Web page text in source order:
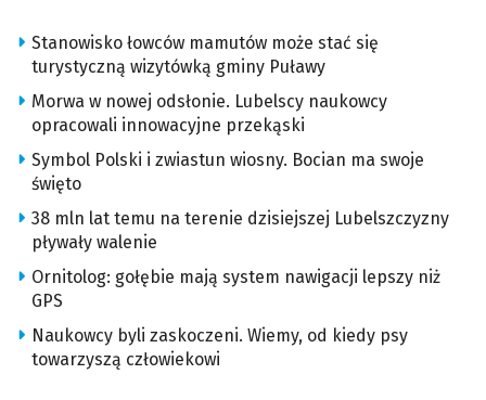
Stanowisko łowców mamutów może stać się
turystyczną wizytówką gminy Puławy
Morwa w nowej odsłonie. Lubelscy naukowcy
opracowali innowacyjne przekąski
Symbol Polski i zwiastun wiosny. Bocian ma swoje
święto
38 mln lat temu na terenie dzisiejszej Lubelszczyzny
pływały walenie
Ornitolog: gołębie mają system nawigacji lepszy niż
GPS
Naukowcy byli zaskoczeni. Wiemy, od kiedy psy
towarzyszą człowiekowi